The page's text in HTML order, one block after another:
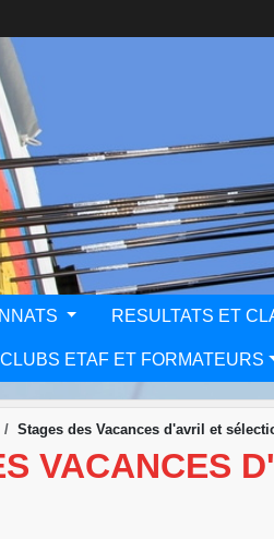
RESULTATS ET
CLUBS ETAF ET FORMATEURS
Stages des Vacances d'avril et
VACANCES